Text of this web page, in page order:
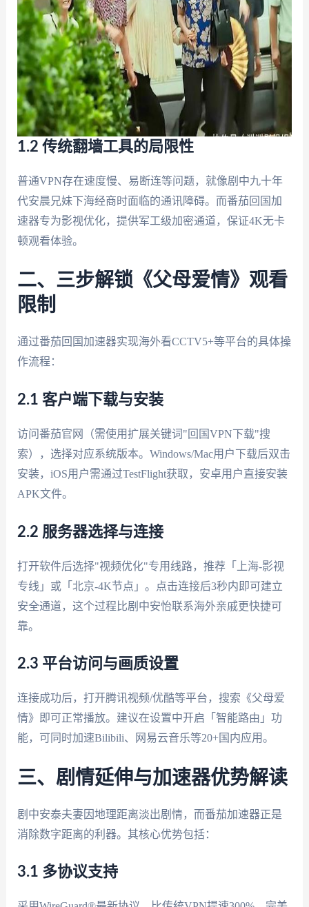
1.2 传统翻墙工具的局限性
普通VPN存在速度慢、易断连等问题，就像剧中九十年
代安晨兄妹下海经商时面临的通讯障碍。而番茄回国加
速器专为影视优化，提供军工级加密通道，保证4K无卡
顿观看体验。
二、三步解锁《父母爱情》观看
限制
通过番茄回国加速器实现海外看CCTV5+等平台的具体操
作流程：
2.1 客户端下载与安装
访问番茄官网（需使用扩展关键词"回国VPN下载"搜
索），选择对应系统版本。Windows/Mac用户下载后双击
安装，iOS用户需通过TestFlight获取，安卓用户直接安装
APK文件。
2.2 服务器选择与连接
打开软件后选择"视频优化"专用线路，推荐「上海-影视
专线」或「北京-4K节点」。点击连接后3秒内即可建立
安全通道，这个过程比剧中安怡联系海外亲戚更快捷可
靠。
2.3 平台访问与画质设置
连接成功后，打开腾讯视频/优酷等平台，搜索《父母爱
情》即可正常播放。建议在设置中开启「智能路由」功
能，可同时加速Bilibili、网易云音乐等20+国内应用。
三、剧情延伸与加速器优势解读
剧中安泰夫妻因地理距离淡出剧情，而番茄加速器正是
消除数字距离的利器。其核心优势包括：
3.1 多协议支持